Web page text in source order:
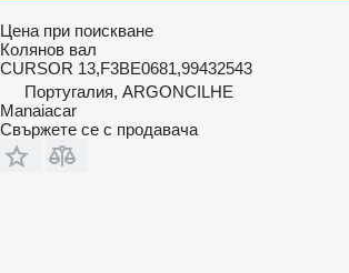
Цена при поискване
Колянов вал
CURSOR 13,F3BE0681,99432543
Португалия, ARGONCILHE
Manaiacar
Свържете се с продавача